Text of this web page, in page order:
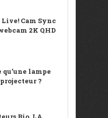
Cam Sync
2K QHD
qu’une lampe
?